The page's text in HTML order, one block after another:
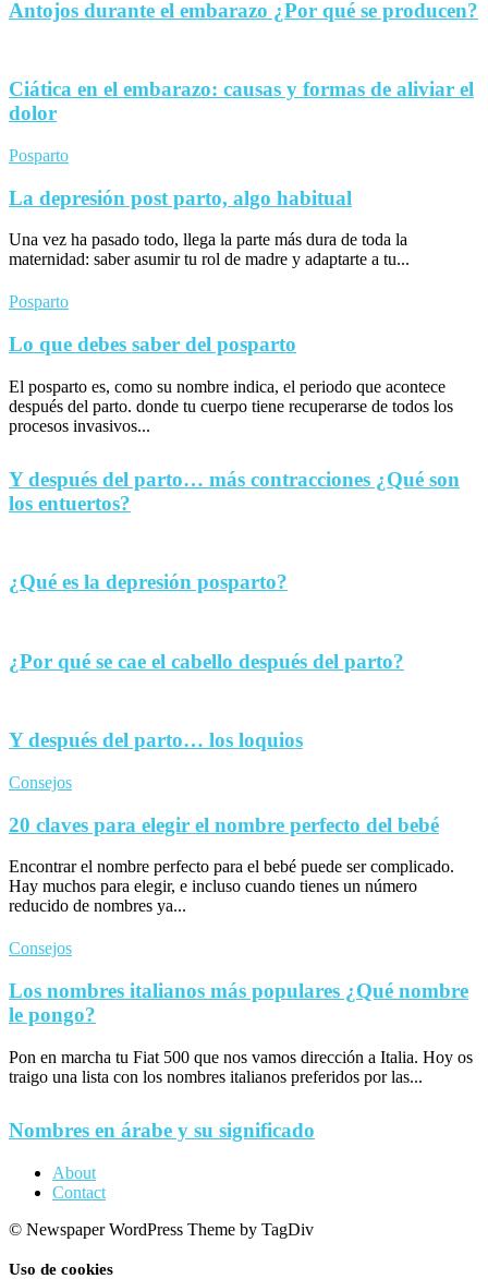
Antojos durante el embarazo ¿Por qué se producen?
Ciática en el embarazo: causas y formas de aliviar el
dolor
Posparto
La depresión post parto, algo habitual
Una vez ha pasado todo, llega la parte más dura de toda la
maternidad: saber asumir tu rol de madre y adaptarte a tu...
Posparto
Lo que debes saber del posparto
El posparto es, como su nombre indica, el periodo que acontece
después del parto. donde tu cuerpo tiene recuperarse de todos los
procesos invasivos...
Y después del parto… más contracciones ¿Qué son
los entuertos?
¿Qué es la depresión posparto?
¿Por qué se cae el cabello después del parto?
Y después del parto… los loquios
Consejos
20 claves para elegir el nombre perfecto del bebé
Encontrar el nombre perfecto para el bebé puede ser complicado.
Hay muchos para elegir, e incluso cuando tienes un número
reducido de nombres ya...
Consejos
Los nombres italianos más populares ¿Qué nombre
le pongo?
Pon en marcha tu Fiat 500 que nos vamos dirección a Italia. Hoy os
traigo una lista con los nombres italianos preferidos por las...
Nombres en árabe y su significado
About
Contact
© Newspaper WordPress Theme by TagDiv
Uso de cookies